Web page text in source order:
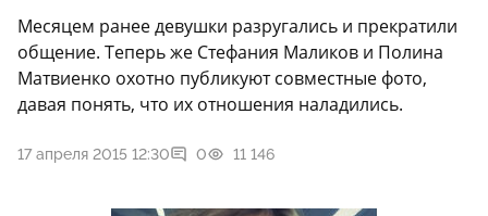
Месяцем ранее девушки разругались и прекратили
общение. Теперь же Стефания Маликов и Полина
Матвиенко охотно публикуют совместные фото,
давая понять, что их отношения наладились.
17 апреля 2015 12:30 0 11 146